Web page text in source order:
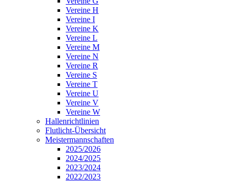
Vereine H
Vereine I
Vereine K
Vereine L
Vereine M
Vereine N
Vereine R
Vereine S
Vereine T
Vereine U
Vereine V
Vereine W
Hallenrichtlinien
Flutlicht-Übersicht
Meistermannschaften
2025/2026
2024/2025
2023/2024
2022/2023